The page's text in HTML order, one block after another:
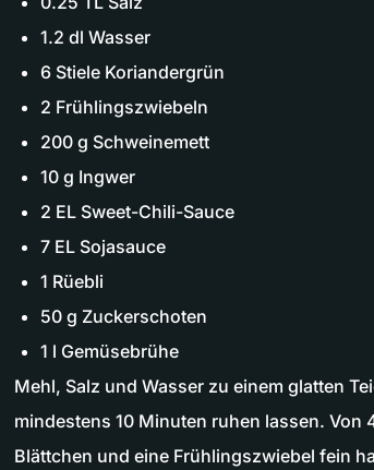
1.2 dl Wasser
6 Stiele Koriandergrün
2 Frühlingszwiebeln
200 g Schweinemett
10 g Ingwer
2 EL Sweet-Chili-Sauce
7 EL Sojasauce
1 Rüebli
50 g Zuckerschoten
1 l Gemüsebrühe
Mehl, Salz und Wasser zu einem glatten
mindestens 10 Minuten ruhen lassen.
Blättchen und eine Frühlingszwiebel fein